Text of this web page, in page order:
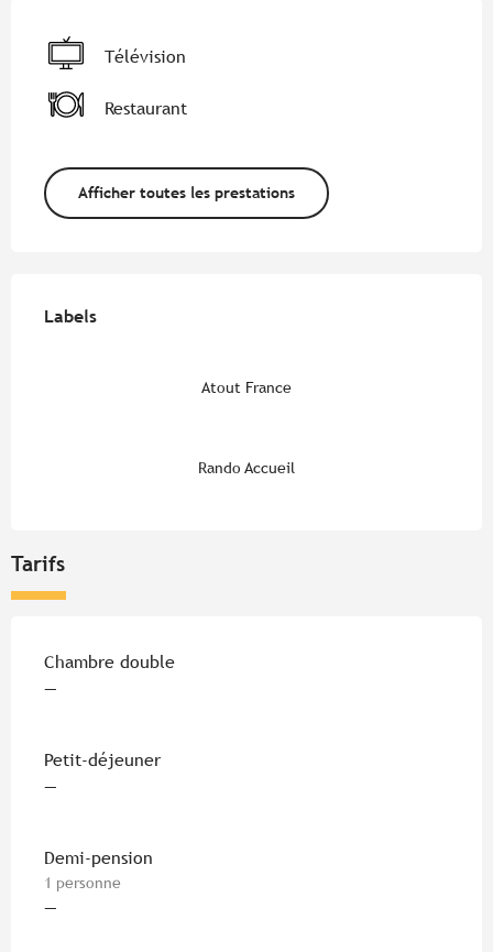
Télévision
Restaurant
Afficher toutes les prestations
Labels
Labels
Atout France
Rando Accueil
Tarifs
Tarifs 2026
Chambre double
—
Petit-déjeuner
—
Demi-pension
1 personne
—